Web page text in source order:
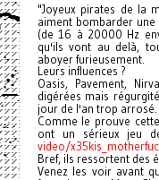
"Joyeux pirates de la
aiment bombarder
(de 16 à 20000 Hz
qu'ils vont au delà,
aboyer furieusement.
Leurs influences ?
Oasis, Pavement,
digérées mais
jour de l'an trop arrosé.
Comme le prouve
ont un sérieux jeu
video/
Bref, ils ressortent des
Venez les voir avant